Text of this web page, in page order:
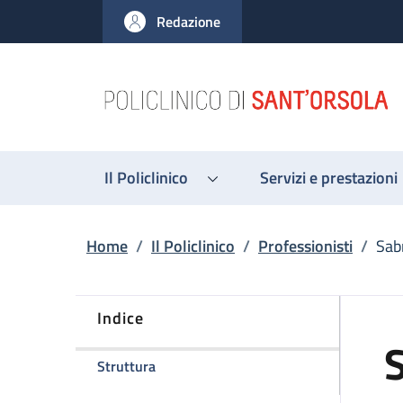
al contenuto principale
to footer content
Redazione
Il Policlinico Servizi e prestazioni
Briciole di pane
Home / Il Policlinico / Professionisti /
Indice
Strutturadella pagina Sabrina Fontana